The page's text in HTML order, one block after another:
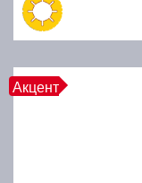
балансировка и
гуми.
Как да се
Акцент